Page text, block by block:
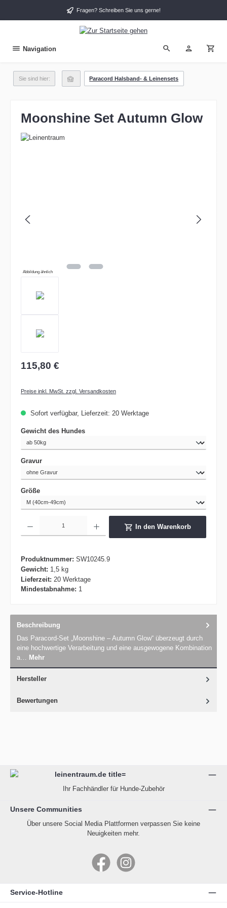
Fragen? Schreiben Sie uns gerne!
Navigation
Sie sind hier: Paracord Halsband- & Leinensets
Moonshine Set Autumn Glow
Abbildung ähnlich
115,80 €
Preise inkl. MwSt. zzgl. Versandkosten
Sofort verfügbar, Lieferzeit: 20 Werktage
Gewicht des Hundesauswählen
Gravurauswählen
Größeauswählen
In den Warenkorb
Produktnummer: SW10245.9
Gewicht: 1,5 kg
Lieferzeit: 20 Werktage
Mindestabnahme: 1
Beschreibung
Das Paracord-Set „Moonshine – Autumn Glow“ überzeugt durch
eine hochwertige Verarbeitung und eine ausgewogene Kombination
a… Mehr
Hersteller
Bewertungen
Ihr Fachhändler für Hunde-Zubehör
Unsere Communities
Über unsere Social Media Plattformen verpassen Sie keine
Neuigkeiten mehr.
FacebookInstagram
Service-Hotline